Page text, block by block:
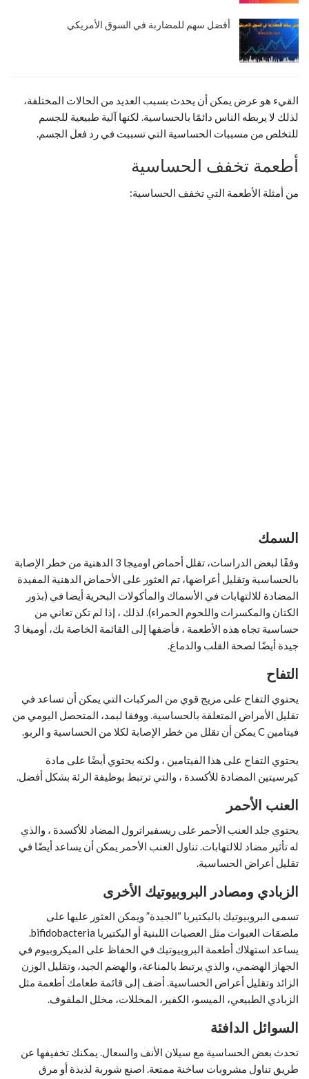
أفضل سهم للمضاربة في السوق الأمريكي
القيء هو عرض يمكن أن يحدث بسبب العديد من الحالات المختلفة،
لذلك لا يربطه الناس دائمًا بالحساسية. لكنها آلية طبيعية للجسم
للتخلص من مسببات الحساسية التي تسببت في رد فعل الجسم.
أطعمة تخفف الحساسية
من أمثلة الأطعمة التي تخفف الحساسية:
السمك
وفقًا لبعض الدراسات، تقلل أحماض اوميجا 3 الدهنية من خطر الإصابة
بالحساسية وتقليل أعراضها، تم العثور على الأحماض الدهنية المفيدة
المضادة للالتهابات في الأسماك والمأكولات البحرية أيضا في (بذور
الكتان والمكسرات واللحوم الحمراء). لذلك ، إذا لم تكن تعاني من
حساسية تجاه هذه الأطعمة ، فأضفها إلى القائمة الخاصة بك، أوميغا 3
جيدة أيضًا لصحة القلب والدماغ.
التفاح
يحتوي التفاح على مزيج قوي من المركبات التي يمكن أن تساعد في
تقليل الأمراض المتعلقة بالحساسية. ووفقا لبمد، المتحصل اليومي من
فيتامين C يمكن أن تقلل من خطر الإصابة لكلا من الحساسية و الربو.
يحتوي التفاح على هذا الفيتامين ، ولكنه يحتوي أيضًا على مادة
كيرسيتين المضادة للأكسدة ، والتي ترتبط بوظيفة الرئة بشكل أفضل.
العنب الأحمر
يحتوي جلد العنب الأحمر على ريسفيراترول المضاد للأكسدة ، والذي
له تأثير مضاد للالتهابات. تناول العنب الأحمر يمكن أن يساعد أيضًا في
تقليل أعراض الحساسية.
الزبادي ومصادر البروبيوتيك الأخرى
تسمى البروبيوتيك بالبكتيريا “الجيدة” ويمكن العثور عليها على
ملصقات العبوات مثل العصيات اللبنية أو البكتيريا bifidobacteria.
يساعد استهلاك أطعمة البروبيوتيك في الحفاظ على الميكروبيوم في
الجهاز الهضمي، والذي يرتبط بالمناعة، والهضم الجيد، وتقليل الوزن
الزائد وتقليل أعراض الحساسية. أضف إلى قائمة طعامك أطعمة مثل
الزبادي الطبيعي، الميسو، الكفير، المخللات، مخلل الملفوف.
السوائل الدافئة
تحدث بعض الحساسية مع سيلان الأنف والسعال. يمكنك تخفيفها عن
طريق تناول مشروبات ساخنة ممتعة. اصنع شوربة لذيذة أو مرق